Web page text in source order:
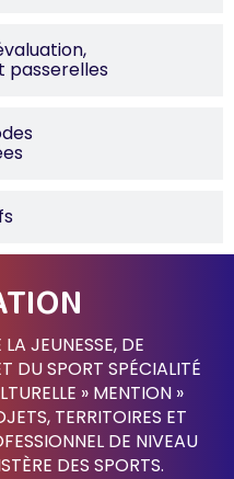
passerelles
JEUNESSE, DE
DU SPORT SPÉCIALITÉ
» MENTION »
TERRITOIRES ET
DE NIVEAU
DES SPORTS.